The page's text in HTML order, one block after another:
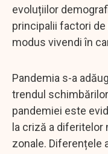
evoluțiilor
principalii factori
modus vivendi în
Pandemia s-a
trendul
pandemiei este
la criză a diferitelor
zonale. Diferențele